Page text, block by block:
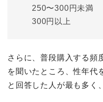
250〜300円未
300円以上
さらに、普段購入する頻
を聞いたところ、性年代
と回答した人が最も多く、